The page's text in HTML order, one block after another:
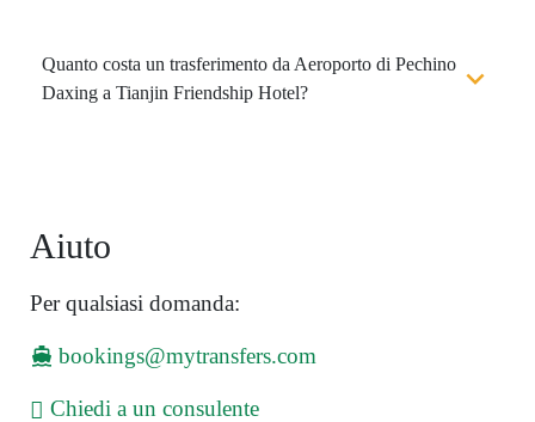
Quanto costa un trasferimento da Aeroporto di Pechino
Daxing a Tianjin Friendship Hotel?
Aiuto
Per qualsiasi domanda:
bookings@mytransfers.com
Chiedi a un consulente